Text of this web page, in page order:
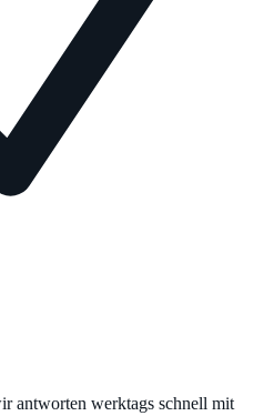
antworten werktags schnell mit